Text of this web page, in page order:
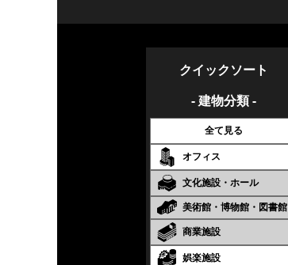
クイックソート
- 建物分類 -
全て見る
オフィス
文化施設・ホール
美術館・博物館・図書館
商業施設
娯楽施設